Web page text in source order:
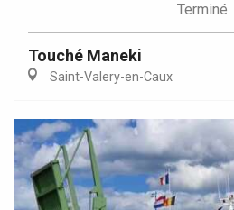
Terminé
Touché Maneki
Saint-Valery-en-Caux